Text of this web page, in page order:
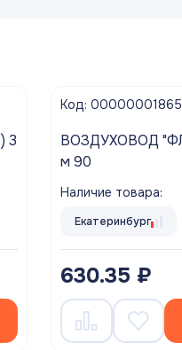
Код: 00000001865
ВОЗДУХОВОД "ФЛЕКС" (90мкр) 3
м 90
Наличие товара:
Екатеринбург
630.35 ₽